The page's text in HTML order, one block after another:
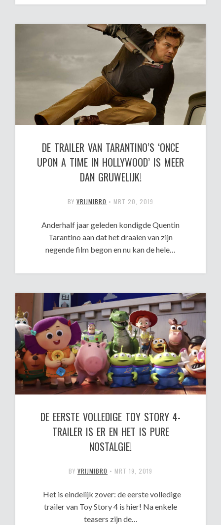
DE TRAILER VAN TARANTINO’S ‘ONCE
UPON A TIME IN HOLLYWOOD’ IS MEER
DAN GRUWELIJK!
BY VRIJMIBRO • MRT 20, 2019
Anderhalf jaar geleden kondigde Quentin
Tarantino aan dat het draaien van zijn
negende film begon en nu kan de hele…
DE EERSTE VOLLEDIGE TOY STORY 4-
TRAILER IS ER EN HET IS PURE
NOSTALGIE!
BY VRIJMIBRO • MRT 19, 2019
Het is eindelijk zover: de eerste volledige
trailer van Toy Story 4 is hier! Na enkele
teasers zijn de…